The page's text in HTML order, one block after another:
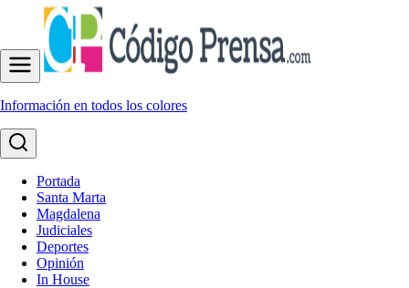
Información en todos los colores
Portada
Santa Marta
Magdalena
Judiciales
Deportes
Opinión
In House